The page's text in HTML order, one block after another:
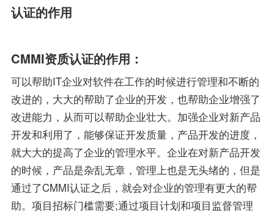
认证的作用
CMMI资质认证的作用：
可以帮助IT企业对软件在工作的时候进行管理和不断的
改进的，大大的帮助了企业的开发，也帮助企业增强了
改进能力，从而可以帮助企业壮大。加强企业对新产品
开发和利用了，能够保证开发质量，产品开发的进度，
就大大的提高了企业的管理水平。企业在对新产品开发
的时候，产品是杂乱无章，管理上也是无头绪的，但是
通过了CMMI认证之后，就会对企业的管理有更大的帮
助。项目招标门槛需要;通过项目计划和项目监督管理